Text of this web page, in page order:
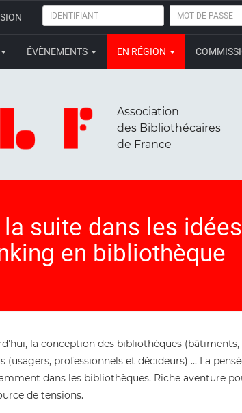
IDENTIFIANT
MOT
PASSE
ÉVÈNEMENTS EN RÉGION
Association
des Bibliothécaires
de France
la suite dans les
en bibliothèque
la conception des bibliothèques
(usagers, professionnels et décideurs) ... La
dans les bibliothèques. Riche aventure
de tensions.